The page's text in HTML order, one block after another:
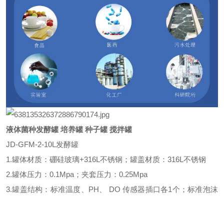
液体菌种发酵罐 培养罐 种子罐 搅拌罐
JD-GFM-2-10L发酵罐
1.罐体材质：硼硅玻璃+316L不锈钢；罐盖材质：316L不锈钢
2.罐体压力：0.1Mpa；夹套压力：0.25Mpa
3.罐盖结构：标准温度、PH、 DO 传感器插口各1个；标准泡沫